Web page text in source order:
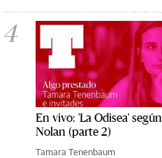
4
En vivo: 'La Odisea' según
Nolan (parte 2)
Tamara Tenenbaum